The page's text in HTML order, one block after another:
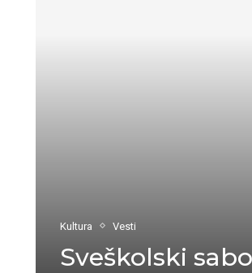
Kultura Vesti
Sveškolski